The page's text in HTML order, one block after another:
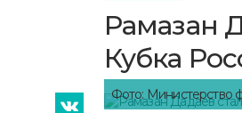
Рамазан
Кубка
Фото: Министерство